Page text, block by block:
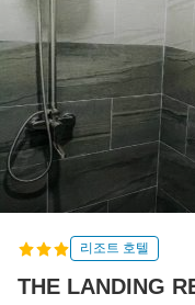
리조트 호텔
THE LANDING